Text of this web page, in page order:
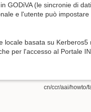
GODiVA (le sincronie di
e l'utente può
basata su
per l'accesso al Portale
cn/ccr/aai/howto/